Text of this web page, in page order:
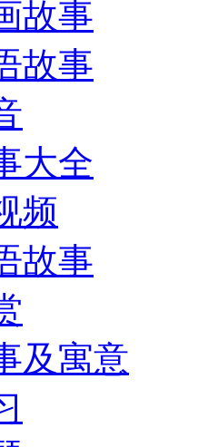
故事
故事
大全
频
故事
及寓意